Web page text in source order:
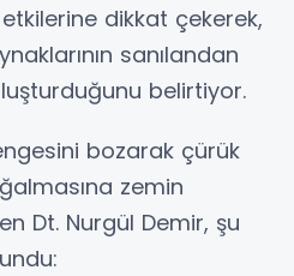
dikkat çekerek,
sanılandan
belirtiyor.
bozarak çürük
zemin
Dt. Nurgül Demir, şu